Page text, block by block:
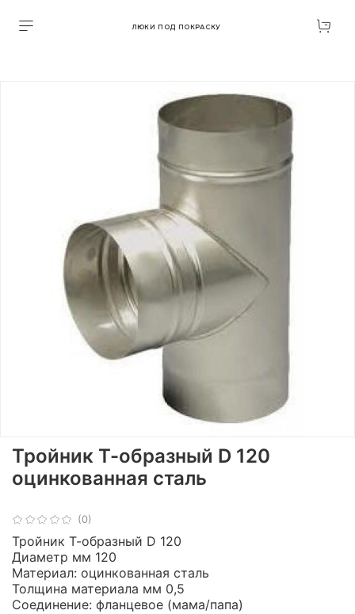
ЛЮКИ ПОД ПОКРАСКУ
(0)
Тройник Т-образный D 120
оцинкованная сталь
Тройник Т-образный D 120
Диаметр мм 120
Материал: оцинкованная сталь
Толщина материала мм 0,5
Соединение: фланцевое (мама/папа)